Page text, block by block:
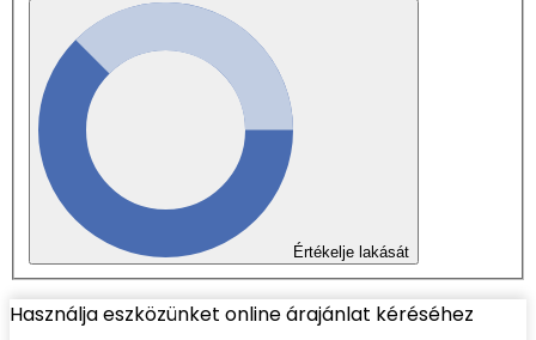
Értékelje lakását
Használja eszközünket online árajánlat kéréséhez